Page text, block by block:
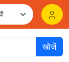
खोजें